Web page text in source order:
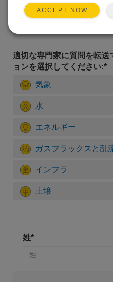
適切な専門家に質問を転
ョンを選択してください:*
気象
水
エネルギー
ガスフラックスと乱
インフラ
土壌
姓*
ACCEPT NOW